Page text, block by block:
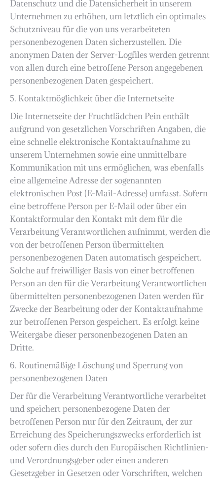
Datenschutz und die Datensicherheit in unserem
Unternehmen zu erhöhen, um letztlich ein optimales
Schutzniveau für die von uns verarbeiteten
personenbezogenen Daten sicherzustellen. Die
anonymen Daten der Server-Logfiles werden getrennt
von allen durch eine betroffene Person angegebenen
personenbezogenen Daten gespeichert.
5. Kontaktmöglichkeit über die Internetseite
Die Internetseite der Fruchtlädchen Pein enthält
aufgrund von gesetzlichen Vorschriften Angaben, die
eine schnelle elektronische Kontaktaufnahme zu
unserem Unternehmen sowie eine unmittelbare
Kommunikation mit uns ermöglichen, was ebenfalls
eine allgemeine Adresse der sogenannten
elektronischen Post (E-Mail-Adresse) umfasst. Sofern
eine betroffene Person per E-Mail oder über ein
Kontaktformular den Kontakt mit dem für die
Verarbeitung Verantwortlichen aufnimmt, werden die
von der betroffenen Person übermittelten
personenbezogenen Daten automatisch gespeichert.
Solche auf freiwilliger Basis von einer betroffenen
Person an den für die Verarbeitung Verantwortlichen
übermittelten personenbezogenen Daten werden für
Zwecke der Bearbeitung oder der Kontaktaufnahme
zur betroffenen Person gespeichert. Es erfolgt keine
Weitergabe dieser personenbezogenen Daten an
Dritte.
6. Routinemäßige Löschung und Sperrung von
personenbezogenen Daten
Der für die Verarbeitung Verantwortliche verarbeitet
und speichert personenbezogene Daten der
betroffenen Person nur für den Zeitraum, der zur
Erreichung des Speicherungszwecks erforderlich ist
oder sofern dies durch den Europäischen Richtlinien-
und Verordnungsgeber oder einen anderen
Gesetzgeber in Gesetzen oder Vorschriften, welchen